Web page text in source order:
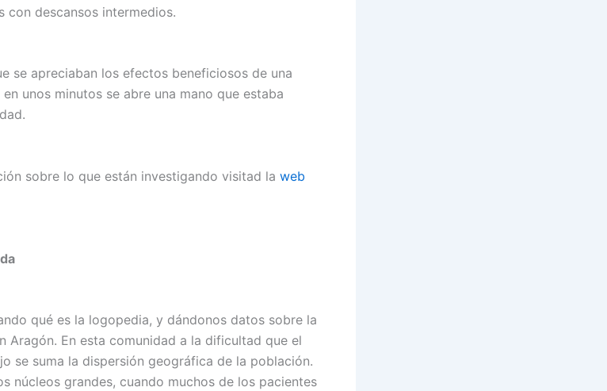
con descansos intermedios.
se apreciaban los efectos beneficiosos de una
unos minutos se abre una mano que estaba
sobre lo que están investigando visitad la web
qué es la logopedia, y dándonos datos sobre la
Aragón. En esta comunidad a la dificultad que el
se suma la dispersión geográfica de la población.
núcleos grandes, cuando muchos de los pacientes